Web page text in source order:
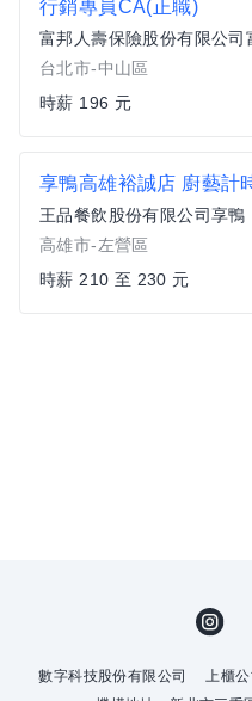
行銷專員CA(正職)
富邦人壽保險股份有限公
台北市-中山區
時薪 196 元
享鴨高雄裕誠店 廚藝計
王品餐飲股份有限公司享鴨
高雄市-左營區
時薪 210 至 230 元
數字科技股份有限公司 上櫃